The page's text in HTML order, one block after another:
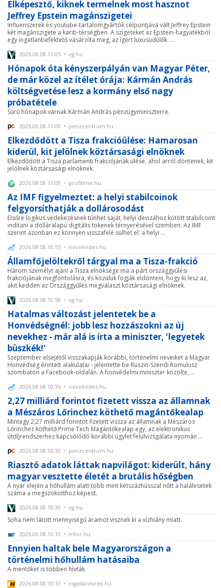
Elképesztő, kiknek termelnek most hasznot
Jeffrey Epstein magánszigetei
Influenszerek és youtube-tartalomgyártók célpontjává vált Jeffrey Epstein
két magánszigete a karib-térségben. A szigeteket az Epstein-hagyatékból
egy ingatlanbefektető vásárolta meg, az ígért luxusüdülők ...
2026.08.08 11:05 • vg.hu
Hónapok óta kényszerpályán van Magyar Péter,
de már közel az ítélet órája: Kármán András
költségvetése lesz a kormány első nagy
próbatétele
Sűrű hónapok várnak Kármán András pénzügyminiszterre.
2026.08.08 11:00 • penzcentrum.hu
Elkezdődött a Tisza frakcióülése: Hamarosan
kiderül, kit jelölnek köztársasági elnöknek
Elkezdődött a Tisza parlamenti frakciójának ülése, ahol arról döntenek, kit
jelölnek köztársasági elnöknek.
2026.08.08 11:00 • profitline.hu
Az IMF figyelmeztet: a helyi stabilcoinok
felgyorsíthatják a dollárosodást
Elsőre logikus védekezésnek tűnhet saját, helyi devizához kötött stabilcoint
indítani a dolláralapú digitális tokenek térnyerésével szemben. Az IMF
szerint azonban ez könnyen visszafelé sülhet el: a helyi ...
2026.08.08 10:55 • novekedes.hu
Államfőjelöltekről tárgyal ma a Tisza-frakció
Három személyt ajánl a Tisza elnöksége ma a párt országgyűlési
frakciójának megfontolásra, és közülük fogják eldönteni, hogy ki lesz az,
akit kedden az Országgyűlés megválaszt köztársasági elnöknek.
2026.08.08 10:50 • vg.hu
Hatalmas változást jelentetek be a
Honvédségnél: jobb lesz hozzászokni az új
nevekhez - már alá is írta a miniszter, 'legyetek
büszkék!'
Szeptember elsejétől visszakapják korábbi, történelmi neveiket a Magyar
Honvédség érintett alakulatai - jelentette be Ruszin-Szendi Romulusz
szombaton a Facebook-oldalán. A honvédelmi miniszter közölte, ...
2026.08.08 10:35 • novekedes.hu
2,27 milliárd forintot fizetett vissza az államnak
a Mészáros Lőrinchez köthető magántőkealap
Mintegy 2,27 milliárd forintot fizetett vissza az államnak a Mészáros
Lőrinchez köthető Prime Tech Magántőkealap egy, az elektronikus
útdíjrendszerhez kapcsolódó korábbi ügylet felülvizsgálata nyomán ...
2026.08.08 10:30 • penzcentrum.hu
Riasztó adatok láttak napvilágot: kiderült, hány
magyar vesztette életét a brutális hőségben
A nyár elején a hőhullám alatt több mint kétszázhússzal nőtt a halálesetek
száma a megszokotthoz képest.
2026.08.08 10:30 • vg.hu
Soha nem látott mennyiségű áramot visznek ki a vízhiány miatt.
2026.08.08 10:10 • mfor.hu
Ennyien haltak bele Magyarországon a
történelmi hőhullám hatásaiba
A mentőket is többen hívták.
2026.08.08 10:10 • ingatlanhirek.hu